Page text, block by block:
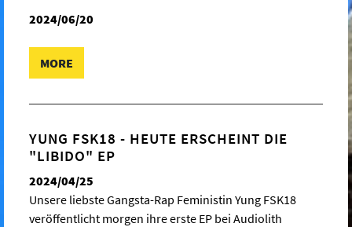
2024/06/20
MORE
YUNG FSK18 - HEUTE ERSCHEINT DIE
"LIBIDO" EP
2024/04/25
Unsere liebste Gangsta-Rap Feministin Yung FSK18
veröffentlicht morgen ihre erste EP bei Audiolith